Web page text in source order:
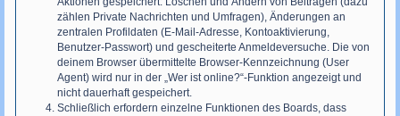
zählen Private Nachrichten und Umfragen), Änderungen an
zentralen Profildaten (E-Mail-Adresse, Kontoaktivierung,
Benutzer-Passwort) und gescheiterte Anmeldeversuche. Die von
deinem Browser übermittelte Browser-Kennzeichnung (User
Agent) wird nur in der „Wer ist online?“-Funktion angezeigt und
nicht dauerhaft gespeichert.
Schließlich erfordern einzelne Funktionen des Boards, dass